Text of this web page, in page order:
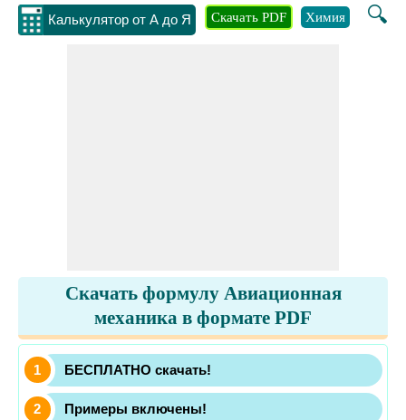
Калькулятор от А до Я 🔍
Скачать PDF Химия
Скачать формулу Авиационная
механика в формате PDF
БЕСПЛАТНО скачать!
Примеры включены!